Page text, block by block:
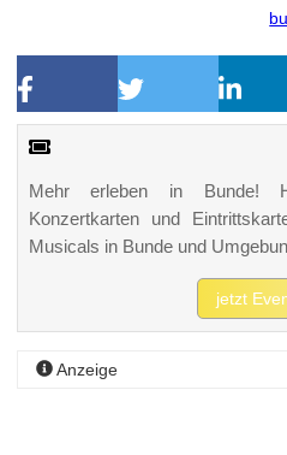
Mehr erleben in Bunde!
Konzertkarten und
Musicals in Bunde und
jetzt
Anzeige